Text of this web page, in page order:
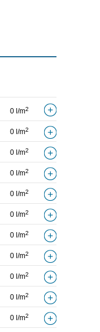
0 l/m2
0 l/m2
0 l/m2
0 l/m2
0 l/m2
0 l/m2
0 l/m2
0 l/m2
0 l/m2
0 l/m2
0 l/m2